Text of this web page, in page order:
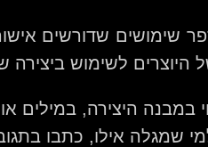
שימושים שדורשים
היוצרים לשימוש ביצירה
במבנה היצירה, במילים
שמגלה אילו, כתבו